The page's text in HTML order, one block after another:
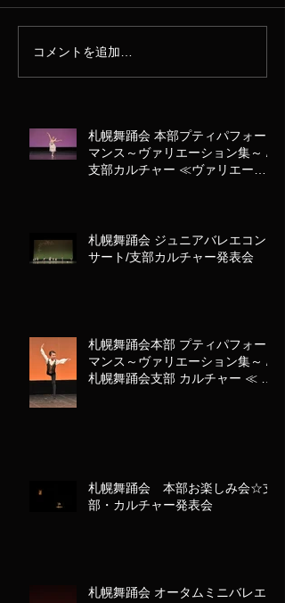
コメントを追加…
札幌舞踊会 本部プティパフォー
マンス～ヴァリエーション集～ /
支部カルチャー ≪ヴァリエーシ
札幌舞踊会 ジュニアバレエコン
サート/支部カルチャー発表会
札幌舞踊会本部 プティパフォー
マンス～ヴァリエーション集～ /
札幌舞踊会支部 カルチャー ≪ ヴ
札幌舞踊会 本部お楽しみ会☆支
部・カルチャー発表会
札幌舞踊会 オータムミニバレエ